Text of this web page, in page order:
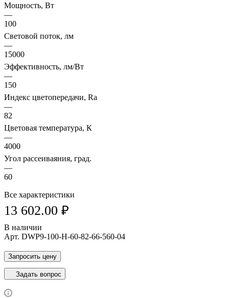
Мощность, Вт
—
100
Световой поток, лм
—
15000
Эффективность, лм/Вт
—
150
Индекс цветопередачи, Ra
—
82
Цветовая температура, К
—
4000
Угол рассеиваяния, град.
—
60
Все характеристики
13 602.00 ₽
В наличии
Арт. DWP9-100-H-60-82-66-560-04
Запросить цену
Задать вопрос